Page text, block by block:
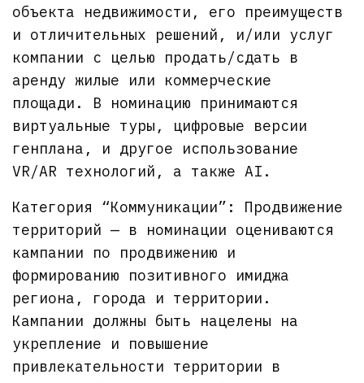
объекта недвижимости, его преимуществ
и отличительных решений, и/или услуг
компании с целью продать/сдать в
аренду жилые или коммерческие
площади. В номинацию принимаются
виртуальные туры, цифровые версии
генплана, и другое использование
VR/AR технологий, а также AI.
Категория “Коммуникации”: Продвижение
территорий — в номинации оцениваются
кампании по продвижению и
формированию позитивного имиджа
региона, города и территории.
Кампании должны быть нацелены на
укрепление и повышение
привлекательности территории в